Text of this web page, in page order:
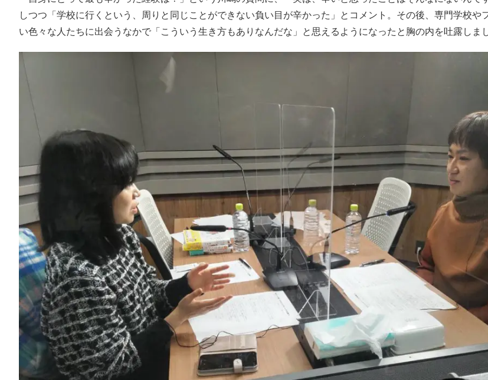
しつつ「学校に行くという、周りと同じことができない負い目が辛かった」とコメント。その後、専門学校や
い色々な人たちに出会うなかで「こういう生き方もありなんだな」と思えるようになったと胸の内を吐露しま